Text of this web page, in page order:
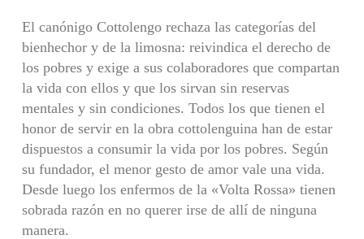
El canónigo Cottolengo rechaza las categorías del
bienhechor y de la limosna: reivindica el derecho de
los pobres y exige a sus colaboradores que compartan
la vida con ellos y que los sirvan sin reservas
mentales y sin condiciones. Todos los que tienen el
honor de servir en la obra cottolenguina han de estar
dispuestos a consumir la vida por los pobres. Según
su fundador, el menor gesto de amor vale una vida.
Desde luego los enfermos de la «Volta Rossa» tienen
sobrada razón en no querer irse de allí de ninguna
manera.